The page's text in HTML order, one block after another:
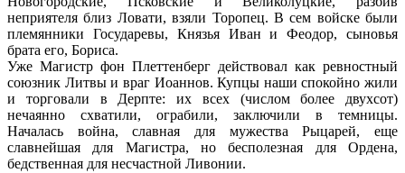
неприятеля близ Ловати, взяли Торопец. В сем войске были
племянники Государевы, Князья Иван и Феодор, сыновья
брата его, Бориса.
Уже Магистр фон Плеттенберг действовал как ревностный
союзник Литвы и враг Иоаннов. Купцы наши спокойно жили
и торговали в Дерпте: их всех (числом более двухсот)
нечаянно схватили, ограбили, заключили в темницы.
Началась война, славная для мужества Рыцарей, еще
славнейшая для Магистра, но бесполезная для Ордена,
бедственная для несчастной Ливонии.